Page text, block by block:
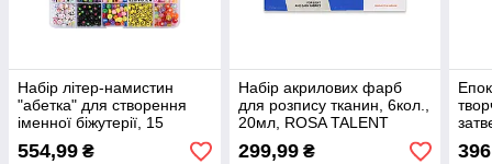
Набір літер-намистин
"абетка" для створення
іменної біжутерії, 15
осередків
554,99 ₴
Набір акрилових фарб
для розпису тканин, 6кол.,
20мл, ROSA TALENT
299,99₴
(1:1)